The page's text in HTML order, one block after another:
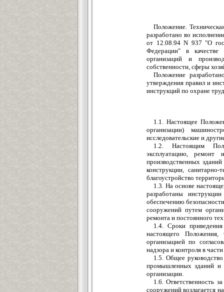
Положение.
разработано во
от 12.08.94 N 937 "О
Федерации" в качестве
организаций и
собственности, сферы
Положение
утверждения правил и
инструкций по охране
1.1. Настоящее
организации)
исследовательские и
1.2. Настоящим
эксплуатацию, ремонт
производственных
конструкции,
благоустройство
1.3. На основе
разработаны
обеспечению
сооружений путем
ремонта и постоянного
1.4. Сроки
настоящего Положения,
организацией по
надзора и контроля в
1.5. Общее
промышленных зданий и
организации.
1.6. Ответственность
сооружений возлагается